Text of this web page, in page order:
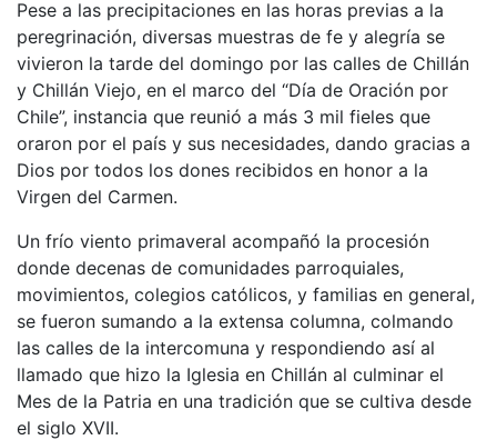
Pese a las precipitaciones en las horas previas a la
peregrinación, diversas muestras de fe y alegría se
vivieron la tarde del domingo por las calles de Chillán
y Chillán Viejo, en el marco del “Día de Oración por
Chile”, instancia que reunió a más 3 mil fieles que
oraron por el país y sus necesidades, dando gracias a
Dios por todos los dones recibidos en honor a la
Virgen del Carmen.
Un frío viento primaveral acompañó la procesión
donde decenas de comunidades parroquiales,
movimientos, colegios católicos, y familias en general,
se fueron sumando a la extensa columna, colmando
las calles de la intercomuna y respondiendo así al
llamado que hizo la Iglesia en Chillán al culminar el
Mes de la Patria en una tradición que se cultiva desde
el siglo XVII.